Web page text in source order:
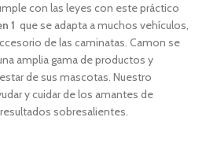
con las leyes con este práctico
1 que se adapta a muchos vehículos,
de las caminatas. Camon se
amplia gama de productos y
de sus mascotas. Nuestro
y cuidar de los amantes de
sobresalientes.